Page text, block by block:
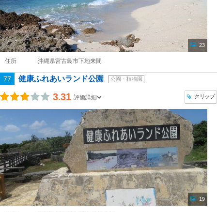
23
住所 沖縄県宮古島市下地来間
77 健康ふれあいランド公園 公園・植物園
3.31 評価詳細 クリップ
19